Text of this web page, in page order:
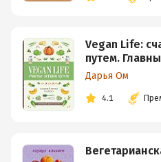
Vegan Life:
путем.
Дарья Ом
4.1